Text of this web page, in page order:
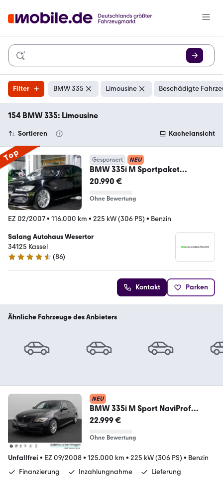
Filter BMW 335 Limousine Beschädigte
154 BMW 335: Limousine
Sortieren Kachelansicht
Top Gesponsert NEU
BMW 335i M Sportpaket
Individual|2Hd|Nur 116tkm|GSHD
20.990 €
Ohne Bewertung
EZ 02/2007• 116.000 km • 225 kW (306 PS) • Benzin
Salang Autohaus Wesertor
34125 Kassel
4.3 Sterne
(86)
Kontakt Parken
Ähnliche Fahrzeuge des Anbieters
NEU
BMW 335i M Sport NaviProf
Xenon GSD HiFi TV Komfort
22.999 €
Ohne Bewertung
Unfallfrei • EZ 09/2008• 125.000 km • 225 kW (306 PS) • Benzin
Finanzierung
Inzahlungnahme Lieferung